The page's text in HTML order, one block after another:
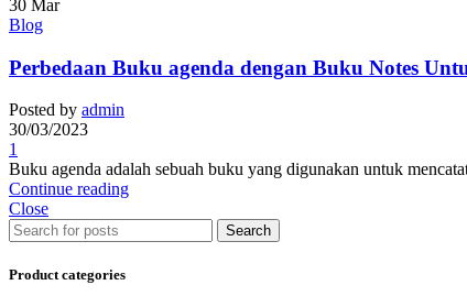
30 Mar
Blog
Perbedaan Buku agenda dengan Buku Notes
Posted by admin
30/03/2023
1
Buku agenda adalah sebuah buku yang digunakan untuk
Continue reading
Close
Search
Product categories